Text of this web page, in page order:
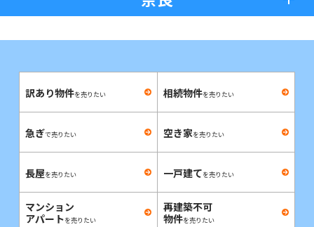
訳あり物件を売りたい 相続物件を売りたい
急ぎで売りたい 空き家を売りたい
長屋を売りたい 一戸建てを売りたい
マンション
アパートを売りたい
再建築不可
物件を売りたい